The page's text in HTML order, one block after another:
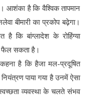
आशंका है कि वैश्विक तापमान
बीमारी का प्रकोप बढ़ेगा।
कि बांग्लादेश के रोहिंग्या
फैल सकता है।
है कि हैजा मल-प्रदूषित
पाया गया है उनमें ऐसा
व्यवस्था के चलते संभव